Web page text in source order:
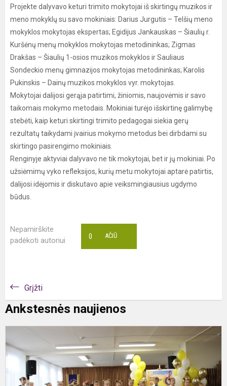
Projekte dalyvavo keturi trimito mokytojai iš skirtingų muzikos ir
meno mokyklų su savo mokiniais: Darius Jurgutis – Telšių meno
mokyklos mokytojas ekspertas; Egidijus Jankauskas – Šiaulių r.
Kuršėnų menų mokyklos mokytojas metodininkas; Zigmas
Drakšas – Šiaulių 1-osios muzikos mokyklos ir Sauliaus
Sondeckio menų gimnazijos mokytojas metodininkas; Karolis
Pukinskis – Dainų muzikos mokyklos vyr. mokytojas.
Mokytojai dalijosi gerąja patirtimi, žiniomis, naujovėmis ir savo
taikomais mokymo metodais. Mokiniai turėjo išskirtinę galimybę
stebėti, kaip keturi skirtingi trimito pedagogai siekia gerų
rezultatų taikydami įvairius mokymo metodus bei dirbdami su
skirtingo pasirengimo mokiniais.
Renginyje aktyviai dalyvavo ne tik mokytojai, bet ir jų mokiniai. Po
užsiėmimų vyko refleksijos, kurių metu mokytojai aptarė patirtis,
dalijosi idėjomis ir diskutavo apie veiksmingiausius ugdymo
būdus.
Nepamirškite
padėkoti autoriui
AČIŪ
0
Grįžti
Ankstesnės naujienos